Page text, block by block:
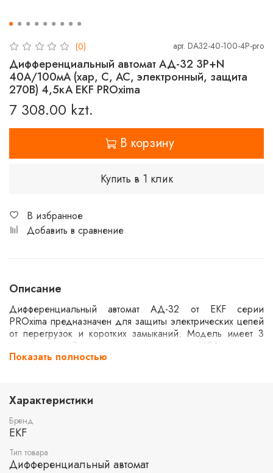
(0) арт. DA32-40-100-4P-pro
Дифференциальный автомат АД-32 3P+N
40А/100мА (хар, C, AC, электронный, защита
270В) 4,5кА EKF PROxima
7 308.00 kzt.
В корзину
Купить в 1 клик
В избранное
Добавить в сравнение
Описание
Дифференциальный автомат АД-32 от EKF серии
PROxima предназначен для защиты электрических цепей
от перегрузок и коротких замыканий. Модель имеет 3
полюса и нейтраль, рассчитана на ток 40А и утечку
100мА. Характеристика срабатывания типа C и тип
270В. Способен выдерживать ток короткого замыкания
до 4,5кА.
Показать полностью
Характеристики
Бренд
EKF
Тип товара
Дифференциальный автомат